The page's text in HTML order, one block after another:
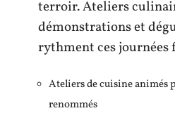
terroir. Ateliers
démonstrations et
rythment ces journées
Ateliers de cuisine animés
renommés